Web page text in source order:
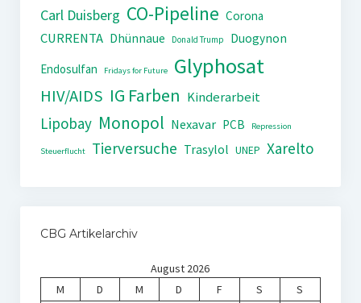
Carl Duisberg CO-Pipeline Corona
CURRENTA Dhünnaue Donald Trump
Duogynon
Endosulfan
Fridays for Future Glyphosat
HIV/AIDS IG Farben Kinderarbeit
Lipobay Monopol Nexavar PCB Repression
Steuerflucht Tierversuche Trasylol UNEP Xarelto
CBG Artikelarchiv
August 2026
M
D M D F S S